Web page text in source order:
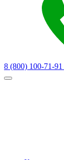
8 (800) 100-71-91